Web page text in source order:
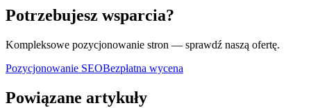
Potrzebujesz wsparcia?
Kompleksowe pozycjonowanie stron — sprawdź naszą ofertę.
Pozycjonowanie SEOBezpłatna wycena
Powiązane artykuły